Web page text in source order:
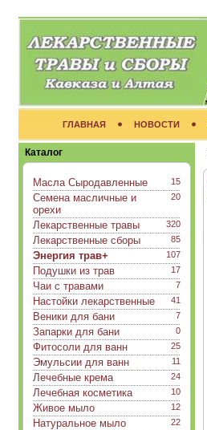
ГЛАВНАЯ НОВОСТИ
Каталог
15
Масла Сыродавленные
20
Семена масличные и
орехи
320
Лекарственные травы
85
Лекарственные сборы
107
Энергия трав+
17
Подушки из трав
7
Чаи с травами
41
Настойки лекарственные
7
Веники для бани
0
Запарки для бани
25
Фитосоли для ванн
11
Эмульсии для ванн
24
Лечебные крема
10
Лечебная косметика
12
Живое мыло
22
Натуральное мыло